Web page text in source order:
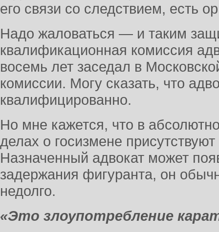
его связи со следствием, есть
Надо жаловаться — и таким
квалификационная комиссия
восемь лет заседал в
комиссии. Могу сказать, что
квалифицированно.
Но мне кажется, что в
делах о госизмене
Назначенный адвокат может
задержания фигуранта, он
недолго.
«Это злоупотребление